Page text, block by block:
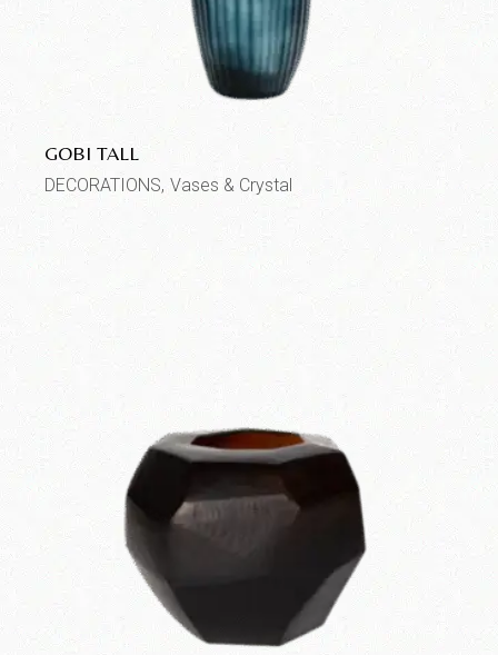
GOBI TALL
DECORATIONS Vases & Crystal